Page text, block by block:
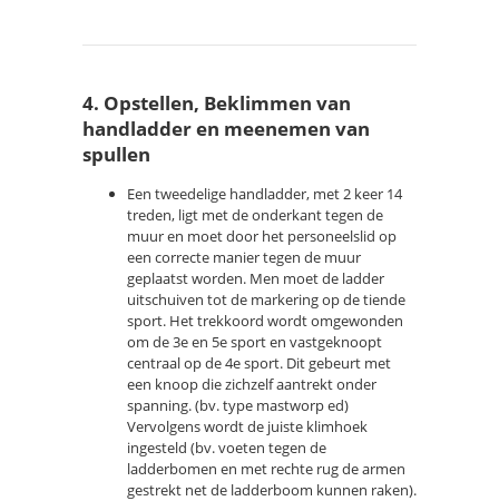
4. Opstellen, Beklimmen van
handladder en meenemen van
spullen
Een tweedelige handladder, met 2 keer 14
treden, ligt met de onderkant tegen de
muur en moet door het personeelslid op
een correcte manier tegen de muur
geplaatst worden. Men moet de ladder
uitschuiven tot de markering op de tiende
sport. Het trekkoord wordt omgewonden
om de 3e en 5e sport en vastgeknoopt
centraal op de 4e sport. Dit gebeurt met
een knoop die zichzelf aantrekt onder
spanning. (bv. type mastworp ed)
Vervolgens wordt de juiste klimhoek
ingesteld (bv. voeten tegen de
ladderbomen en met rechte rug de armen
gestrekt net de ladderboom kunnen raken).